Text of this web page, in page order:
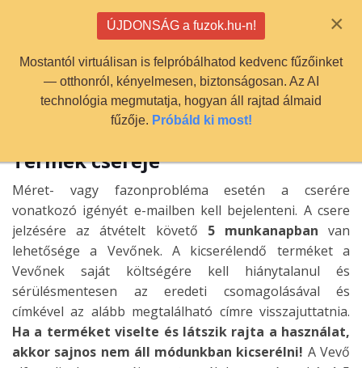
info@fuzok.hu
Termék cseréje
Méret- vagy fazonprobléma esetén a cserére
vonatkozó igényét e-mailben kell bejelenteni. A csere
jelzésére az átvételt követő 5 munkanapban van
lehetősége a Vevőnek. A kicserélendő terméket a
Vevőnek saját költségére kell hiánytalanul és
sérülésmentesen az eredeti csomagolásával és
címkével az alább megtalálható címre visszajuttatnia.
Ha a terméket viselte és látszik rajta a használat,
akkor sajnos nem áll módunkban kicserélni! A Vevő
×
ÚJDONSÁG a fuzok.hu-n!
Mostantól virtuálisan is felpróbálhatod kedvenc fűzőinket
— otthonról, kényelmesen, biztonságosan. Az AI
technológia megmutatja, hogyan áll rajtad álmaid
fűzője. Próbáld ki most!